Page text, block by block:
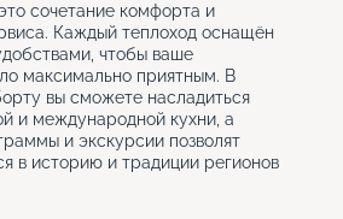
сочетание комфорта и
Каждый теплоход оснащён
чтобы ваше
максимально приятным. В
вы сможете насладиться
и международной кухни, а
и экскурсии позволят
в историю и традиции регионов